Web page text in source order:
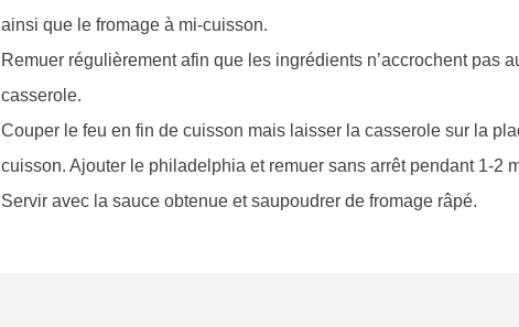
ainsi que le fromage à mi-cuisson.
Remuer régulièrement afin que les ingrédients n’accrochent pas
casserole.
Couper le feu en fin de cuisson mais laisser la casserole sur la
cuisson. Ajouter le philadelphia et remuer sans arrêt pendant 1-2
Servir avec la sauce obtenue et saupoudrer de fromage râpé.